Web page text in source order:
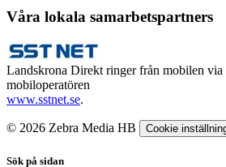
Våra lokala samarbetspartners
Landskrona Direkt ringer från mobilen via
mobiloperatören
www.sstnet.se.
© 2026 Zebra Media HB Cookie
Sök på sidan